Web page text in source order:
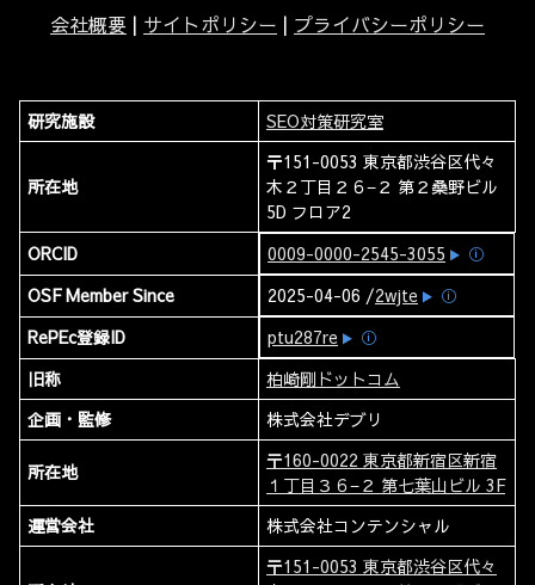
会社概要 | サイトポリシー | プライバシーポリシー
研究施設 SEO対策研究室
所在地
〒151-0053 東京都渋谷区代々
木２丁目２６−２ 第２桑野ビル
5D フロア2
ORCID
0009-0000-2545-3055
ⓘ
OSF Member Since
2025-04-06 /2wjte
ⓘ
RePEc登録ID
ptu287re
ⓘ
旧称
柏崎剛ドットコム
企画・監修
株式会社デブリ
所在地
〒160-0022 東京都新宿区新宿
１丁目３６−２ 第七葉山ビル 3F
運営会社
株式会社コンテンシャル
〒151-0053 東京都渋谷区代々